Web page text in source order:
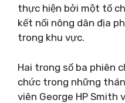
thực hiện bởi một tổ
kết nối nông dân địa
trong khu vực.
Hai trong số ba phiên
chức trong những
viên George HP Smith